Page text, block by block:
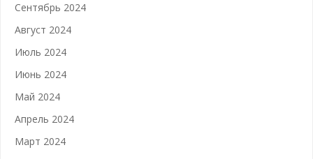
Сентябрь 2024
Август 2024
Июль 2024
Июнь 2024
Май 2024
Апрель 2024
Март 2024